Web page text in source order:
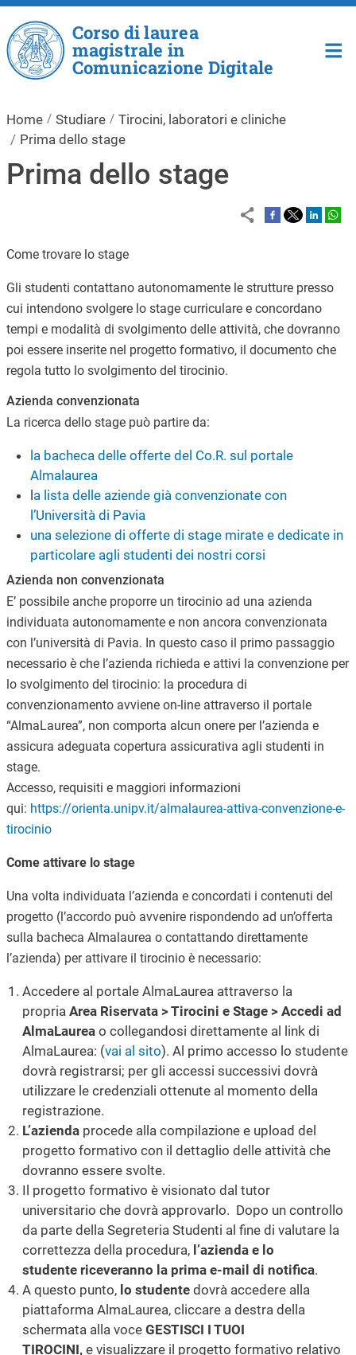
Salta al contenuto principale
Corso di laurea
magistrale in
Comunicazione Digitale
Home Studiare
Tirocini, laboratori e cliniche
Prima dello stage
Prima dello stage
Come trovare lo stage
Gli studenti contattano autonomamente le strutture presso
cui intendono svolgere lo stage curriculare e concordano
tempi e modalità di svolgimento delle attività, che dovranno
poi essere inserite nel progetto formativo, il documento che
regola tutto lo svolgimento del tirocinio.
Azienda convenzionata
La ricerca dello stage può partire da:
la bacheca delle offerte del Co.R. sul portale
Almalaurea
a lista delle aziende già convenzionate con
l’Università di Pavia
una selezione di offerte di stage mirate e dedicate in
particolare agli studenti dei nostri corsi
Azienda non convenzionata
E’ possibile anche proporre un tirocinio ad una azienda
individuata autonomamente e non ancora convenzionata
con l’università di Pavia. In questo caso il primo passaggio
necessario è che l’azienda richieda e attivi la convenzione per
lo svolgimento del tirocinio: la procedura di
convenzionamento avviene on-line attraverso il portale
“AlmaLaurea”, non comporta alcun onere per l’azienda e
assicura adeguata copertura assicurativa agli studenti in
stage.
Accesso, requisiti e maggiori informazioni
qui: https://orienta.unipv.it/almalaurea-attiva-convenzione-e-
tirocinio
Come attivare lo stage
Una volta individuata l’azienda e concordati i contenuti del
progetto (l’accordo può avvenire rispondendo ad un’offerta
sulla bacheca Almalaurea o contattando direttamente
l’azienda) per attivare il tirocinio è necessario:
Accedere al portale AlmaLaurea attraverso la
propria Area Riservata > Tirocini e Stage > Accedi ad
AlmaLaureao collegandosi direttamente al link di
AlmaLaurea: (vai al sito). Al primo accesso lo studente
dovrà registrarsi; per gli accessi successivi dovrà
utilizzare le credenziali ottenute al momento della
registrazione.
L’aziendaprocede alla compilazione e upload del
progetto formativo con il dettaglio delle attività che
dovranno essere svolte.
Il progetto formativo è visionato dal tutor
universitario che dovrà approvarlo. Dopo un controllo
da parte della Segreteria Studenti al fine di valutare la
correttezza della procedura, l’azienda e lo
studente riceveranno la prima e-mail di notifica.
A questo punto, lo studentedovrà accedere alla
piattaforma AlmaLaurea, cliccare a destra della
schermata alla voce GESTISCI I TUOI
TIROCINI, e visualizzare il progetto formativo relativo